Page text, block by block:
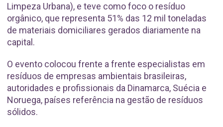
Limpeza Urbana), e teve como foco o resíduo
orgânico, que representa 51% das 12 mil toneladas
de materiais domiciliares gerados diariamente na
capital.
O evento colocou frente a frente especialistas em
resíduos de empresas ambientais brasileiras,
autoridades e profissionais da Dinamarca, Suécia e
Noruega, países referência na gestão de resíduos
sólidos.